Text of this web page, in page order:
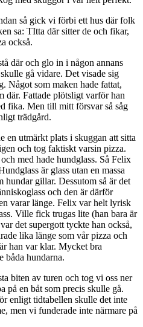
så gick vi förbi ett hus där folk
sa: TItta där sitter de och fikar,
också.
där och glo in i någon annans
gå vidare. Det visade sig
Något som maken hade fattat,
där. Fattade plötsligt varför han
fika. Men till mitt försvar så såg
trädgård.
en utmärkt plats i skuggan att sitta
och tog faktiskt varsin pizza.
med hade hundglass. Så Felix
är glass utan en massa
hundar gillar. Dessutom så är det
och den är därför
varar länge. Felix var helt lyrisk
Ville fick trugas lite (han bara är
det supergott tyckte han också,
lika länge som vår pizza och
han var klar. Mycket bra
båda hundarna.
biten av turen och tog vi oss ner
på en båt som precis skulle gå.
enligt tidtabellen skulle det inte
men vi funderade inte närmare på